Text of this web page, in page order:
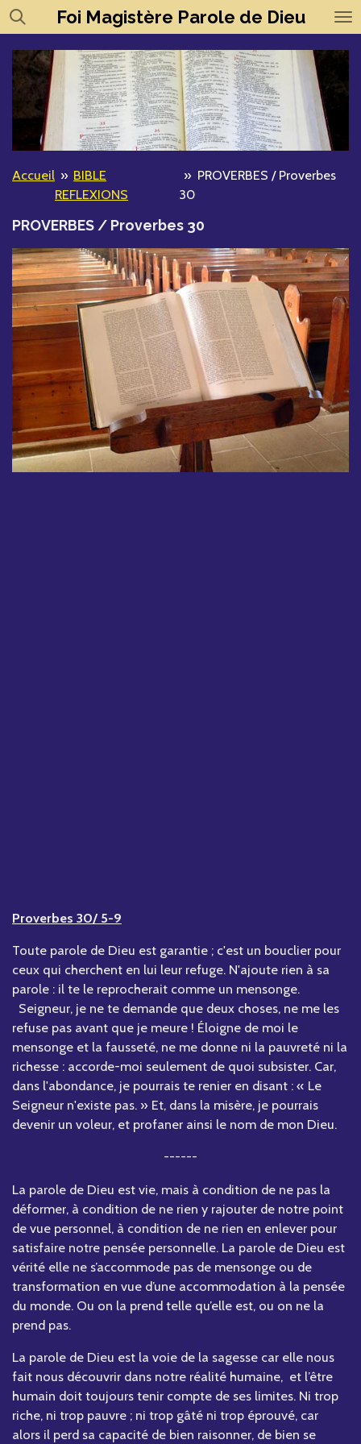
Passer
au
contenu
principal
Foi Magistère Parole de Dieu
Accueil » BIBLE
REFLEXIONS
» PROVERBES / Proverbes
30
PROVERBES / Proverbes 30
Proverbes 30/ 5-9
Toute parole de Dieu est garantie ; c'est un bouclier pour
ceux qui cherchent en lui leur refuge. N'ajoute rien à sa
parole : il te le reprocherait comme un mensonge.
Seigneur, je ne te demande que deux choses, ne me les
refuse pas avant que je meure ! Éloigne de moi le
mensonge et la fausseté, ne me donne ni la pauvreté ni la
richesse : accorde-moi seulement de quoi subsister. Car,
dans l'abondance, je pourrais te renier en disant : « Le
Seigneur n'existe pas. » Et, dans la misère, je pourrais
devenir un voleur, et profaner ainsi le nom de mon Dieu.
------
La parole de Dieu est vie, mais à condition de ne pas la
déformer, à condition de ne rien y rajouter de notre point
de vue personnel, à condition de ne rien en enlever pour
satisfaire notre pensée personnelle. La parole de Dieu est
vérité elle ne s’accommode pas de mensonge ou de
transformation en vue d’une accommodation à la pensée
du monde. Ou on la prend telle qu’elle est, ou on ne la
prend pas.
La parole de Dieu est la voie de la sagesse car elle nous
fait nous découvrir dans notre réalité humaine, et l’être
humain doit toujours tenir compte de ses limites. Ni trop
riche, ni trop pauvre ; ni trop gâté ni trop éprouvé, car
alors il perd sa capacité de bien raisonner, de bien se